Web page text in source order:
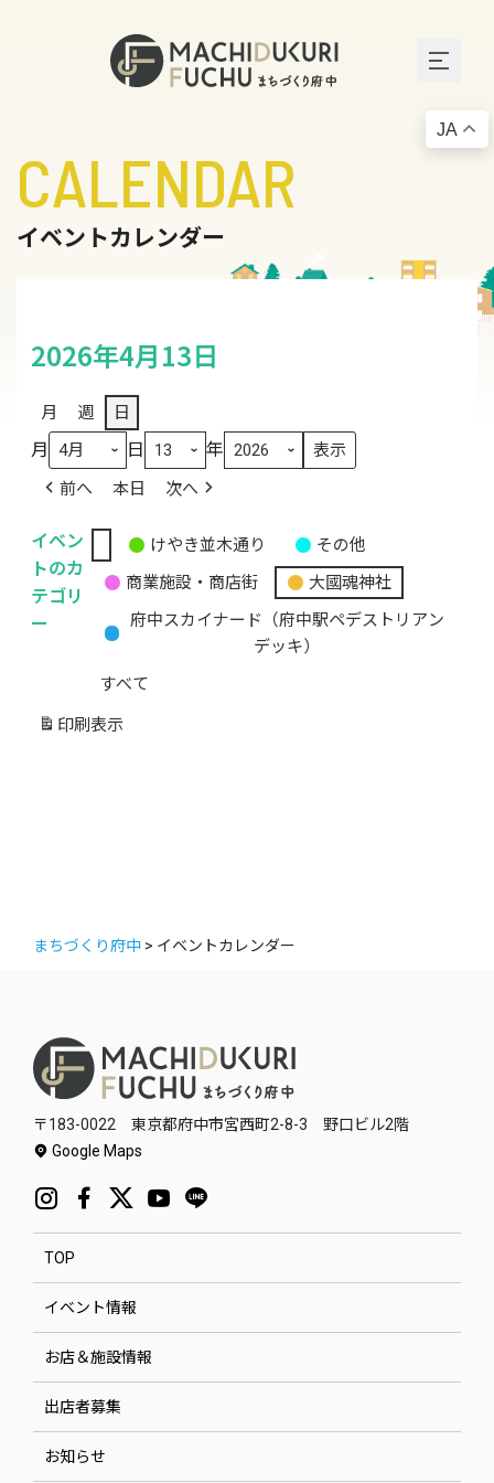
CALENDAR
イベントカレンダー
2026年4月13日
月 週 日
月 日 年
前へ 本日 次へ
イベン
トのカ
テゴリ
ー
無
題
カ
ゴ
リ
けやき並木通り
その他
商業施設・商店街
大國魂神社
府中スカイナード（府中駅ペデストリアン
デッキ）
すべて
印刷 表示
まちづくり府中 > イベントカレンダー
〒183-0022 東京都府中市宮西町2-8-3 野口ビル2階
Google Maps
TOP
イベント情報
お店＆施設情報
出店者募集
お知らせ
JA